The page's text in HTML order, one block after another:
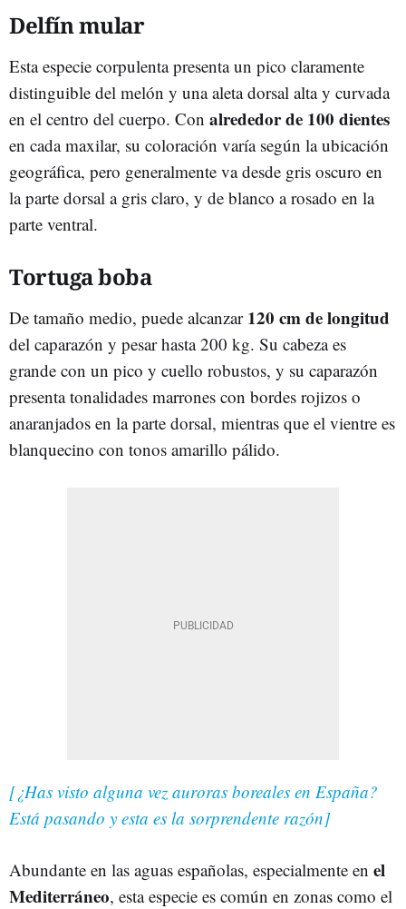
Delfín mular
Esta especie corpulenta presenta un pico claramente
distinguible del melón y una aleta dorsal alta y curvada
en el centro del cuerpo. Con alrededor de 100 dientes
en cada maxilar, su coloración varía según la ubicación
geográfica, pero generalmente va desde gris oscuro en
la parte dorsal a gris claro, y de blanco a rosado en la
parte ventral.
Tortuga boba
De tamaño medio, puede alcanzar 120 cm de longitud
del caparazón y pesar hasta 200 kg. Su cabeza es
grande con un pico y cuello robustos, y su caparazón
presenta tonalidades marrones con bordes rojizos o
anaranjados en la parte dorsal, mientras que el vientre es
blanquecino con tonos amarillo pálido.
[¿Has visto alguna vez auroras boreales en España?
Está pasando y esta es la sorprendente razón]
Abundante en las aguas españolas, especialmente en el
Mediterráneo, esta especie es común en zonas como el